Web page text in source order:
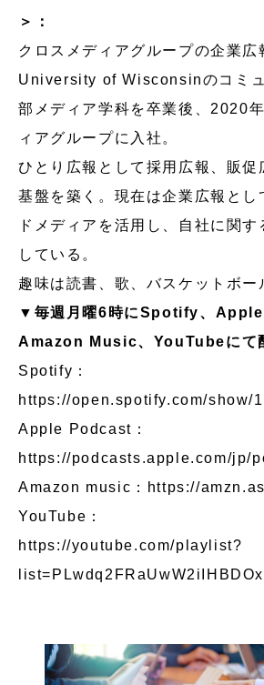
＞：
クロスメディアグループの企業広
University of Wisconsinのコミ
部メディア学科を卒業後、2020
ィアグループに入社。
ひとり広報として採用広報、販促
基盤を築く。現在は企業広報とし
ドメディアを活用し、自社に関
している。
趣味は読書、歌、バスケットボー
▼毎週月曜6時にSpotify、Apple
Amazon Music、YouTubeにて
Spotify：
https://open.spotify.com/show/
Apple Podcast：
https://podcasts.apple.com/jp/
Amazon music：
https://
YouTube：
https://youtube.com/playlist?